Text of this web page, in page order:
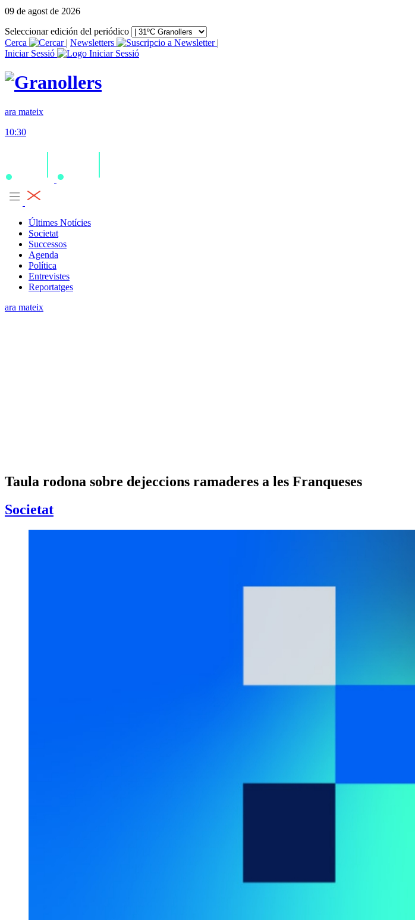
09 de agost de 2026
Seleccionar edición del periódico
Cerca
| Newsletters
|
Iniciar Sessió
ara mateix
10:30
Últimes Notícies
Societat
Successos
Agenda
Política
Entrevistes
Reportatges
ara mateix
Taula rodona sobre dejeccions ramaderes a les Franqueses
Societat